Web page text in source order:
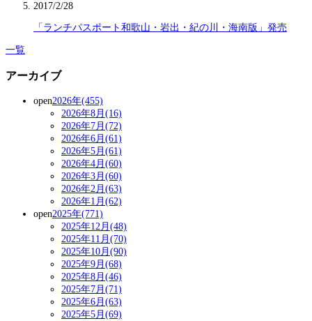
2017/2/28
「ランチパスポート和歌山・岩出・紀の川・海南版」発売
一覧
アーカイブ
open2026年(455)
2026年8月(16)
2026年7月(72)
2026年6月(61)
2026年5月(61)
2026年4月(60)
2026年3月(60)
2026年2月(63)
2026年1月(62)
open2025年(771)
2025年12月(48)
2025年11月(70)
2025年10月(90)
2025年9月(68)
2025年8月(46)
2025年7月(71)
2025年6月(63)
2025年5月(69)